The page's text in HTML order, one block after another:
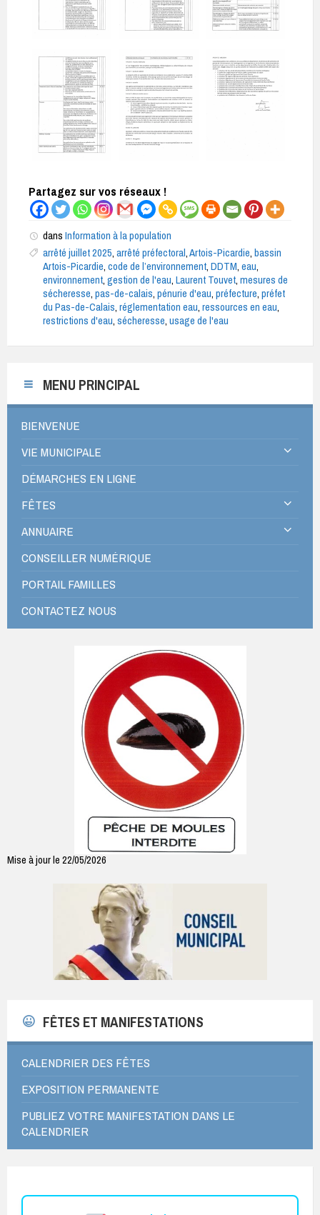
Partagez sur vos réseaux !
dans Information à la population
arrêté juillet 2025, arrêté préfectoral,Artois-Picardie, bassin
Artois-Picardie, code de l’environnement, DDTM, eau,
environnement, gestion de l'eau, Laurent Touvet, mesures de
sécheresse, pas-de-calais, pénurie d'eau, préfecture, préfet
du Pas-de-Calais, réglementation eau, ressources en eau,
restrictions d'eau, sécheresse, usage de l'eau
MENU PRINCIPAL
BIENVENUE
VIE MUNICIPALE
DÉMARCHES EN LIGNE
FÊTES
ANNUAIRE
CONSEILLER NUMÉRIQUE
PORTAIL FAMILLES
CONTACTEZ NOUS
Mise à jour le 22/05/2026
FÊTES ET MANIFESTATIONS
CALENDRIER DES FÊTES
EXPOSITION PERMANENTE
PUBLIEZ VOTRE MANIFESTATION DANS LE
CALENDRIER